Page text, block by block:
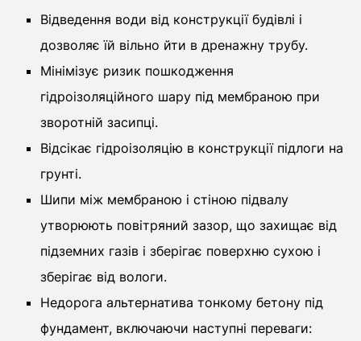
Відведення води від конструкції будівлі і
дозволяє їй вільно йти в дренажну трубу.
Мінімізує ризик пошкодження
гідроізоляційного шару під мембраною при
зворотній засипці.
Відсікає гідроізоляцію в конструкції підлоги на
грунті.
Шипи між мембраною і стіною підвалу
утворюють повітряний зазор, що захищає від
підземних газів і зберігає поверхню сухою і
зберігає від вологи.
Недорога альтернатива тонкому бетону під
фундамент, включаючи наступні переваги: